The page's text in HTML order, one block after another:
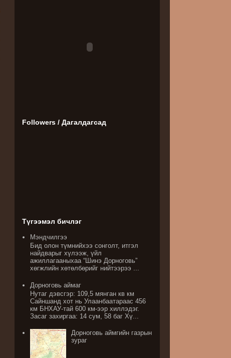
Followers / Дагалдагсад
Түгээмэл бичлэг
Мэндчилгээ
Бид олон түмнийхээ сонголт, итгэл
найдварыг хүлээж, үйл
ажиллагааныхаа “Шинэ Дорноговь”
хөгжлийн хөтөлбөрийг нийтээрээ ...
Дорноговь аймаг
Нутаг дэвсгэр: 109,5 мянган кв км
Сайншанд хот нь Улаанбаатараас 456
км БНХАУ-тай 600 км-ээр хиллэдэг.
Засаг захиргаа: 14 сум, 58 баг Хү...
Дорноговь аймгийн газрын
зураг